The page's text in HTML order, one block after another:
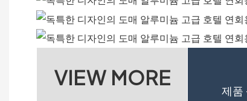
VIEW MORE
제품